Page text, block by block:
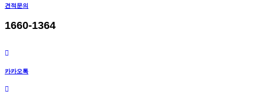
견적문의
1660-1364
카카오톡